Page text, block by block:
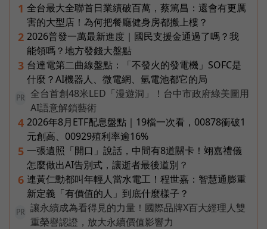
1 全台最大全聯首日業績破百萬，蔡篤昌：還會有更厲
害的大型店！為何把餐廳健身房都搬上樓？
2 2026普發一萬最新進度｜國民支援金通過了嗎？我
能領嗎？地方發錢大盤點
3 台達電第二曲線盤點：「不發火的發電機」SOFC是
什麼？AI機器人、微電網、氫電池都它的局
PR
全台首創48米LED「漫遊洞」！台中市政府綠美圖用
AI語意解鎖藝術
4 2026年8月ETF配息盤點｜19檔一次看，00878衝破1
元創高、00929殖利率逾16%
5 一張遺照「開口」說話，中間有8道關卡！翊嘉禮儀
怎麼做出AI告別式，讓逝者最後道別？
6 連黃仁勳都叫年輕人當水電工！程世嘉：智慧通膨重
新定義「有價值的人」到底什麼樣子？
PR
讓永續成為看得見的力量！國際品牌X百大經理人雙
重榮譽認證，放大永續價值影響力